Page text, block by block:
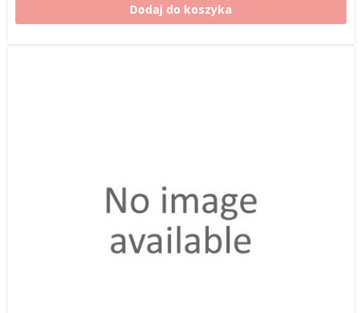
Dodaj do koszyka